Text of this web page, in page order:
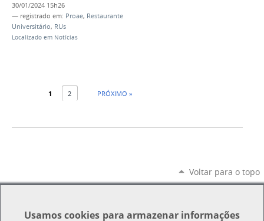
30/01/2024 15h26
— registrado em: Proae, Restaurante
Universitário, RUs
Localizado em Notícias
1 2 PRÓXIMO »
Voltar para o topo
Usamoscookies para armazenar informações